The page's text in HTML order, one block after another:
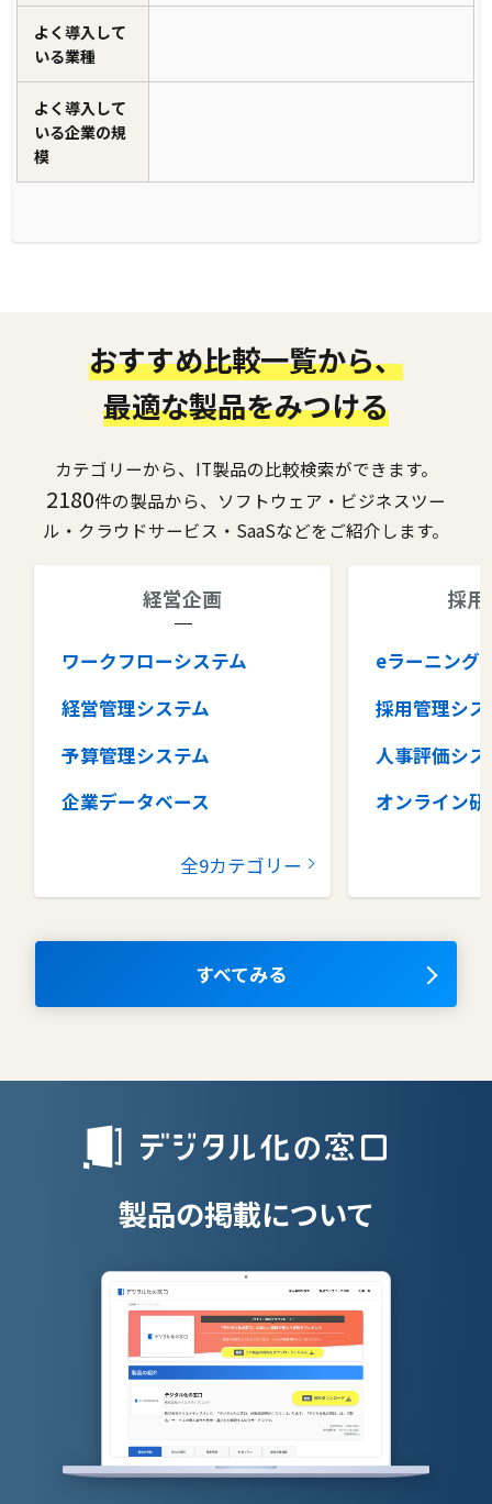
よく導入して
いる業種
よく導入して
いる企業の規
模
おすすめ比較一覧から、
最適な製品をみつける
カテゴリーから、IT製品の比較検索ができます。
2180件の製品から、ソフトウェア・ビジネスツー
ル・クラウドサービス・SaaSなどをご紹介します。
経営企画
ワークフローシステム
経営管理システム
予算管理システム
企業データベース
コラボレーションツール
ナレッジマネジメントツール
全9カテゴリー
採
eラーニング
採用管理シス
人事評価シ
オンライン研
タレントマ
OKRツール
授業支援シス
すべてみる
製品の掲載について